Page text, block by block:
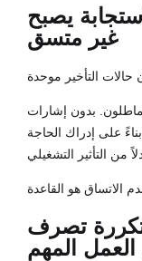
وقت الاستجابة يصبح
غير متسق
بدون إشارات
على إدراك الحاجة
المتكررة تصرف
العمل المهم